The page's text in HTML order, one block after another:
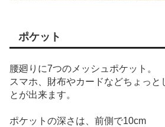
ポケット
腰廻りに7つのメッシュポケット。
スマホ、財布やカードなどちょっと
とが出来ます。
ポケットの深さは、前側で10cm